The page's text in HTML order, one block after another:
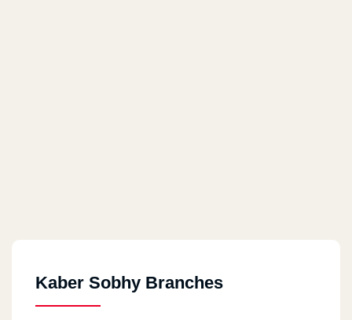
Kaber Sobhy Branches